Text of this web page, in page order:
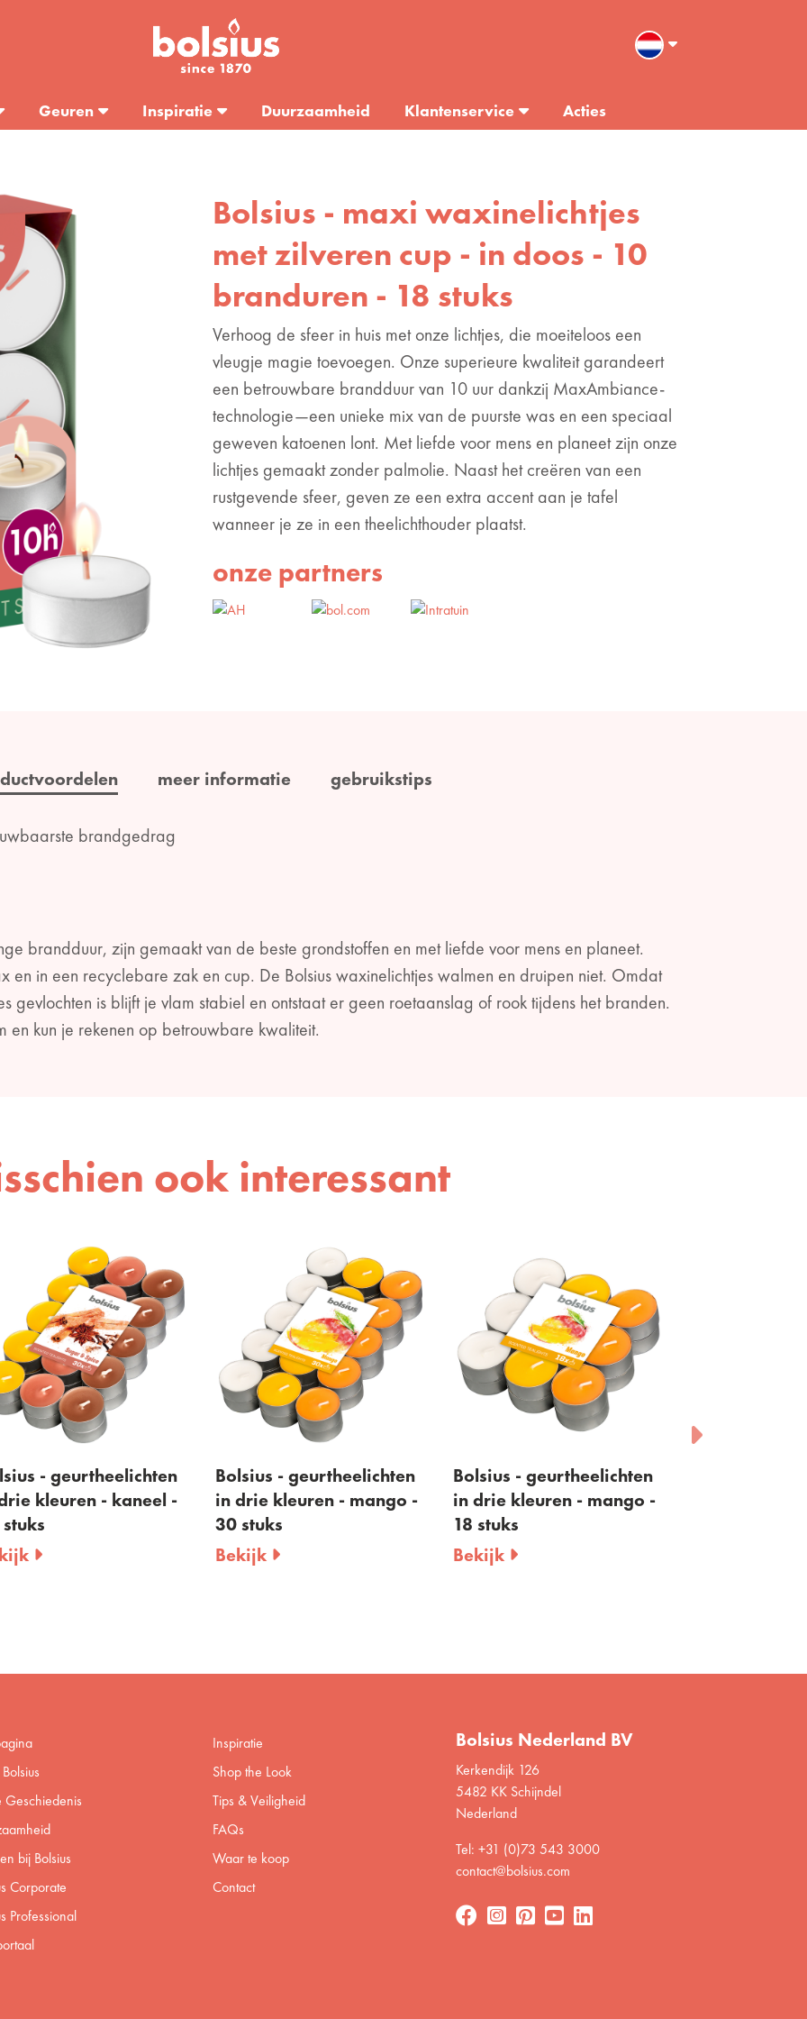
Geuren Inspiratie Duurzaamheid Klantenservice Acties
Bolsius - maxi waxinelichtjes
met zilveren cup - in doos - 10
branduren - 18 stuks
Verhoog de sfeer in huis met onze lichtjes, die moeiteloos een
vleugje magie toevoegen. Onze superieure kwaliteit garandeert
een betrouwbare brandduur van 10 uur dankzij MaxAmbiance-
technologie—een unieke mix van de puurste was en een speciaal
geweven katoenen lont. Met liefde voor mens en planeet zijn onze
lichtjes gemaakt zonder palmolie. Naast het creëren van een
rustgevende sfeer, geven ze een extra accent aan je tafel
wanneer je ze in een theelichthouder plaatst.
onze partners
meer informatie gebruikstips
brandgedrag
brandduur, zijn gemaakt van de beste grondstoffen en met liefde voor mens en planeet.
in een recyclebare zak en cup. De Bolsius waxinelichtjes walmen en druipen niet. Omdat
gevlochten is blijft je vlam stabiel en ontstaat er geen roetaanslag of rook tijdens het branden.
kun je rekenen op betrouwbare kwaliteit.
ook interessant
- geurtheelichten
kleuren - kaneel -
Bolsius - geurtheelichten
in drie kleuren - mango -
30 stuks
Bekijk
Bolsius - geurtheelichten
in drie kleuren - mango -
18 stuks
Bekijk
bij Bolsius
Corporate
Professional
Inspiratie
Shop the Look
Tips & Veiligheid
FAQs
Waar te koop
Contact
Bolsius Nederland BV
Kerkendijk 126
5482 KK Schijndel
Nederland
Tel: +31 (0)73 543 3000
contact@bolsius.com